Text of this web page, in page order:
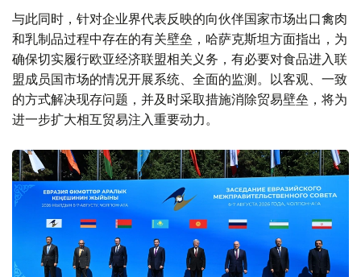
与此同时，针对企业界代表反映的向伙伴国家市场出口禽肉
和乳制品过程中存在的有关壁垒，哈萨克斯坦方面指出，为
确保切实履行欧亚经济联盟相关义务，有必要对食品进入联
盟成员国市场的情况开展系统、全面的监测。以客观、一致
的方式解决现存问题，并及时采取措施消除贸易壁垒，将为
进一步扩大相互贸易注入重要动力。